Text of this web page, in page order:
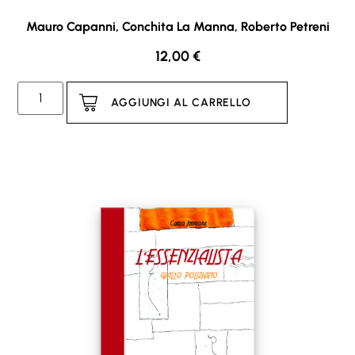
Mauro Capanni, Conchita La Manna, Roberto Petreni
12,00€
AGGIUNGI AL CARRELLO